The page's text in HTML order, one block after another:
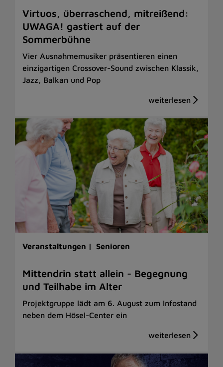
Virtuos, überraschend, mitreißend:
UWAGA! gastiert auf der
Sommerbühne
Vier Ausnahmemusiker präsentieren einen
einzigartigen Crossover-Sound zwischen Klassik,
Jazz, Balkan und Pop
Veranstaltungen | Senioren
Mittendrin statt allein - Begegnung
und Teilhabe im Alter
Projektgruppe lädt am 6. August zum Infostand
neben dem Hösel-Center ein